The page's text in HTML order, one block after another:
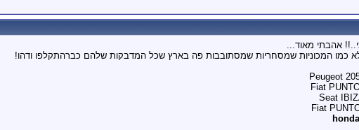
אהבתי מאוד...
ולא כמו המכוניות שמסחריות שמסתובבות פה בארץ שכל המדבקות שלהם כברהתקלפו ודהו!
Peugeot
Fiat
Seat
Fiat